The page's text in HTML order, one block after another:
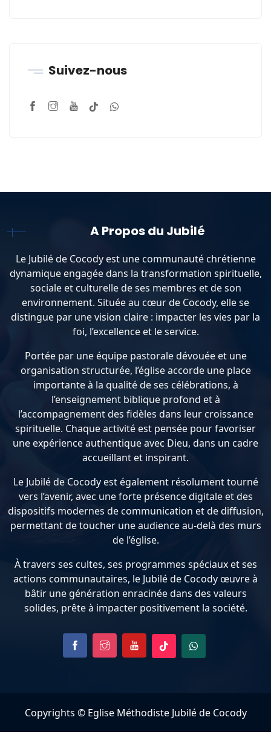
Suivez-nous
A Propos du Jubilé
Le Jubilé de Cocody est une communauté chrétienne
dynamique engagée dans la transformation spirituelle,
sociale et culturelle de ses membres et de son
environnement. Située au cœur de Cocody, elle se
distingue par une vision claire : impacter les vies par la
foi, l’excellence et le service.
Portée par une équipe pastorale dévouée et une
organisation structurée, l’église accorde une place
importante à la qualité de ses célébrations, à
l’enseignement biblique profond et à
l’accompagnement des fidèles dans leur croissance
spirituelle. Chaque activité est pensée pour favoriser
une expérience authentique avec Dieu, dans un cadre
accueillant et inspirant.
Le Jubilé de Cocody est également résolument tourné
vers l’avenir, avec une forte présence digitale et des
dispositifs modernes de communication et de diffusion,
permettant de toucher une audience au-delà des murs
de l’église.
À travers ses cultes, ses programmes spéciaux et ses
actions communautaires, le Jubilé de Cocody œuvre à
bâtir une génération enracinée dans des valeurs
solides, prête à impacter positivement la société.
Copyrights © Eglise Méthodiste Jubilé de Cocody